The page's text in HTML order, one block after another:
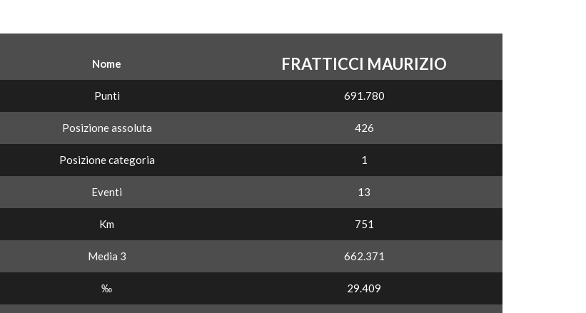
Nome FRATTICCI MAURIZIO
Punti 691.780
Posizione assoluta 426
Posizione categoria 1
Eventi 13
Km 751
Media 3 662.371
‰ 29.409